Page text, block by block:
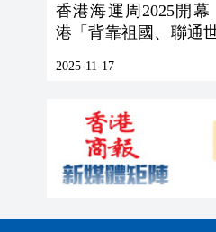
香港海運周2025開
港「背靠祖國、聯通
2025-11-17